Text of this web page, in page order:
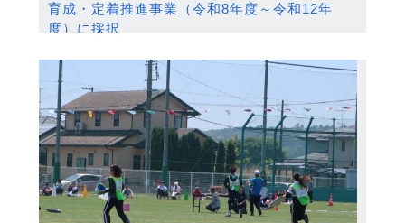
育成・定着推進事業（令和8年度～令和12年
度）に採択